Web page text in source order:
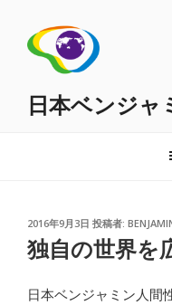
日本ベンジャ
投
稿
日:
2016年9月3日 投稿者:
独自の世界を
日本ベンジャミン人間